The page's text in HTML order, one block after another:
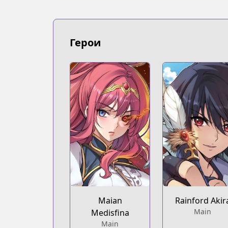
https://www.mangaupdates.com/
Book☆Walker
Герои
Maian
Medisfina
Main
Rainford
Main